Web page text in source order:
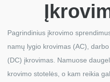
Pagrindinius įkrovimo
namų lygio krovimas (AC),
(DC) įkrovimas. Namuose
krovimo stotelės, o kam reikia